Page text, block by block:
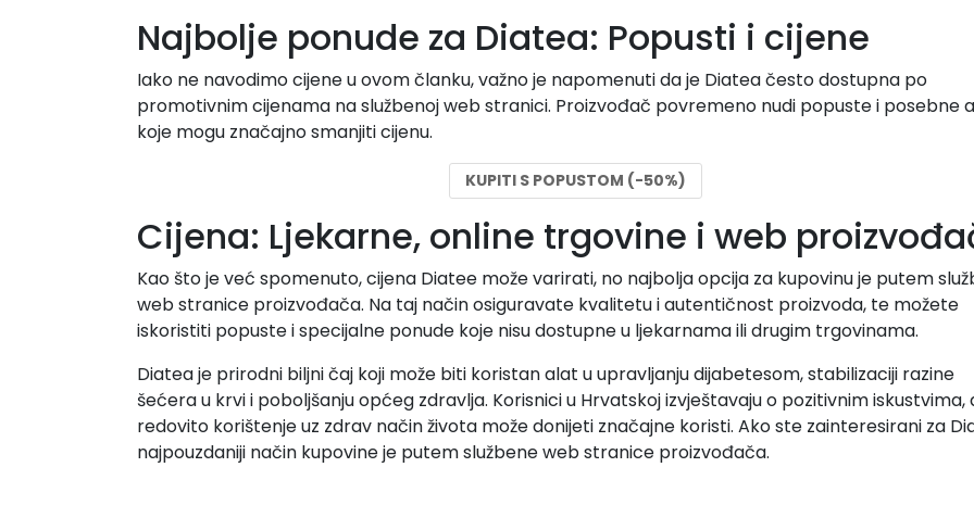
Najbolje ponude za Diatea: Popusti i cijene
Iako ne navodimo cijene u ovom članku, važno je napomenuti da je Diatea često dostupna po
promotivnim cijenama na službenoj web stranici. Proizvođač povremeno nudi popuste i posebne
koje mogu značajno smanjiti cijenu.
KUPITI S POPUSTOM (-50%)
Cijena: Ljekarne, online trgovine i web
Kao što je već spomenuto, cijena Diatee može varirati, no najbolja opcija za kupovinu je putem
web stranice proizvođača. Na taj način osiguravate kvalitetu i autentičnost proizvoda, te možete
iskoristiti popuste i specijalne ponude koje nisu dostupne u ljekarnama ili drugim trgovinama.
Diatea je prirodni biljni čaj koji može biti koristan alat u upravljanju dijabetesom, stabilizaciji razine
šećera u krvi i poboljšanju općeg zdravlja. Korisnici u Hrvatskoj izvještavaju o pozitivnim iskustvima,
redovito korištenje uz zdrav način života može donijeti značajne koristi. Ako ste zainteresirani za
najpouzdaniji način kupovine je putem službene web stranice proizvođača.